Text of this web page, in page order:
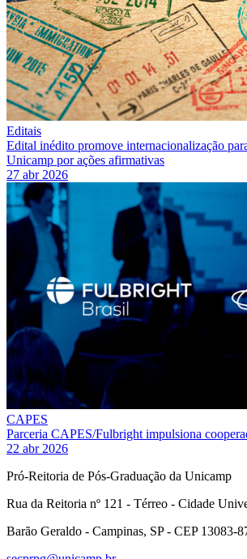
Editais
Edital inédito promove internacionalização
Unicamp por ações afirmativas
27 abr 2026
CAPES
Parceria CAPES/Fulbright impulsiona
22 abr 2026
Pró-Reitoria de Pós-Graduação da Unicamp
Rua da Reitoria nº 121 - Térreo - Cidade
Barão Geraldo - Campinas, SP - CEP 13083-